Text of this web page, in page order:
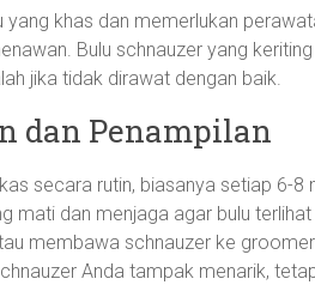
yang khas dan memerlukan
Bulu schnauzer yang
jika tidak dirawat dengan baik.
dan Penampilan
secara rutin, biasanya setiap 6-8
mati dan menjaga agar bulu
membawa schnauzer ke
Anda tampak menarik,